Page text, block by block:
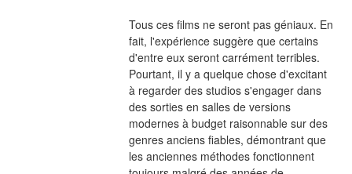
Tous ces films ne seront pas géniaux. En
fait, l'expérience suggère que certains
d'entre eux seront carrément terribles.
Pourtant, il y a quelque chose d'excitant
à regarder des studios s'engager dans
des sorties en salles de versions
modernes à budget raisonnable sur des
genres anciens fiables, démontrant que
les anciennes méthodes fonctionnent